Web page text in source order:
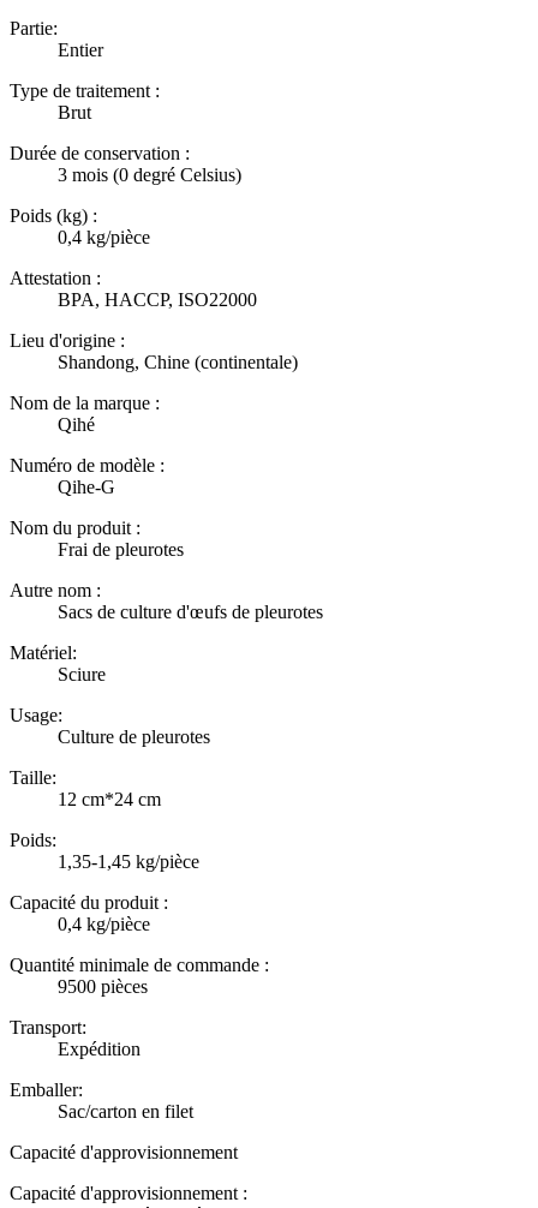
Partie:
Entier
Type de traitement :
Brut
Durée de conservation :
3 mois (0 degré Celsius)
Poids (kg) :
0,4 kg/pièce
Attestation :
BPA, HACCP, ISO22000
Lieu d'origine :
Shandong, Chine (continentale)
Nom de la marque :
Qihé
Numéro de modèle :
Qihe-G
Nom du produit :
Frai de pleurotes
Autre nom :
Sacs de culture d'œufs de pleurotes
Matériel:
Sciure
Usage:
Culture de pleurotes
Taille:
12 cm*24 cm
Poids:
1,35-1,45 kg/pièce
Capacité du produit :
0,4 kg/pièce
Quantité minimale de commande :
9500 pièces
Transport:
Expédition
Emballer:
Sac/carton en filet
Capacité d'approvisionnement
Capacité d'approvisionnement :